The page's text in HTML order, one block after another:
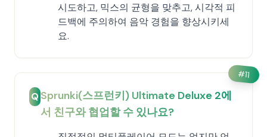
시도하고, 믹스의 균형을 맞추고, 시각적 피
드백에 주의하여 음악 경험을 향상시키세
요.
#11
Q Sprunki(스프런키) Ultimate Deluxe 2에
서 친구와 협업할 수 있나요?